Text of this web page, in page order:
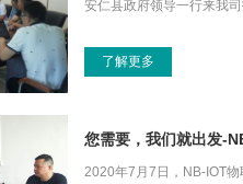
安仁县政府领导一行来我司
了解更多
您需要，我们就出发-
2020年7月7日，NB-IOT